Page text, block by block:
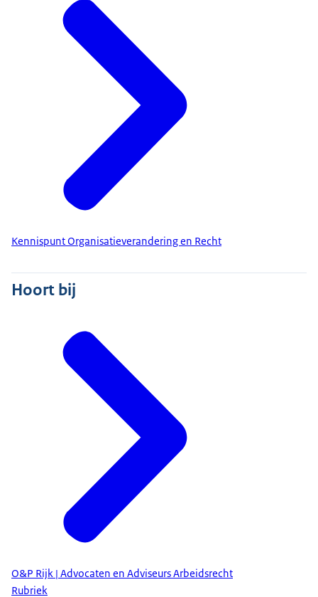
Kennispunt Organisatieverandering en Recht
Hoort bij
O&P Rijk | Advocaten en Adviseurs Arbeidsrecht
Rubriek